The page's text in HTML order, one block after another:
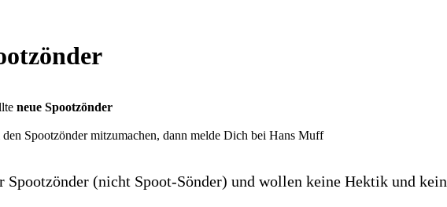
neue Spootzönder
Spootzönder mitzumachen, dann melde Dich bei Hans Muff
(nicht Spoot-Sönder) und wollen keine Hektik und kein